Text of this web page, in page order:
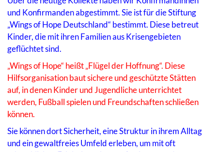
und Konfirmanden abgestimmt. Sie ist für die Stiftung
„Wings of Hope Deutschland“ bestimmt. Diese betreut
Kinder, die mit ihren Familien aus Krisengebieten
geflüchtet sind.
„Wings of Hope“ heißt „Flügel der Hoffnung“. Diese
Hilfsorganisation baut sichere und geschützte Stätten
auf, in denen Kinder und Jugendliche unterrichtet
werden, Fußball spielen und Freundschaften schließen
können.
Sie können dort Sicherheit, eine Struktur in ihrem Alltag
und ein gewaltfreies Umfeld erleben, um mit oft